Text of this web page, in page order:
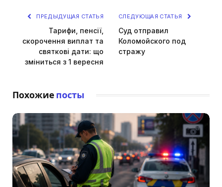
ПРЕДЫДУЩАЯ СТАТЬЯ
Тарифи, пенсії,
скорочення виплат та
святкові дати: що
зміниться з 1 вересня
СЛЕДУЮЩАЯ СТАТЬЯ
Суд отправил
Коломойского под
стражу
Похожие посты